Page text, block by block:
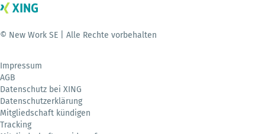
© New Work SE | Alle Rechte vorbehalten
Impressum
AGB
Datenschutz bei XING
Datenschutzerklärung
Mitgliedschaft kündigen
Tracking